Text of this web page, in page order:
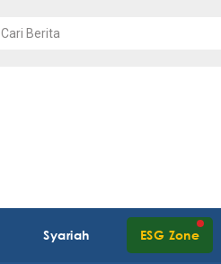
Syariah ESG Zone